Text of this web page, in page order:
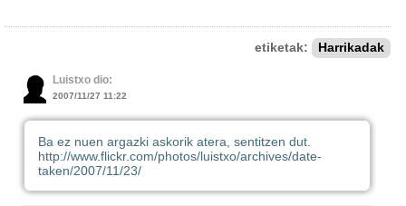
etiketak: Harrikadak
Luistxo dio:
2007/11/27 11:22
Ba ez nuen argazki askorik atera, sentitzen dut.
http://www.flickr.com/photos/luistxo/archives/date-
taken/2007/11/23/